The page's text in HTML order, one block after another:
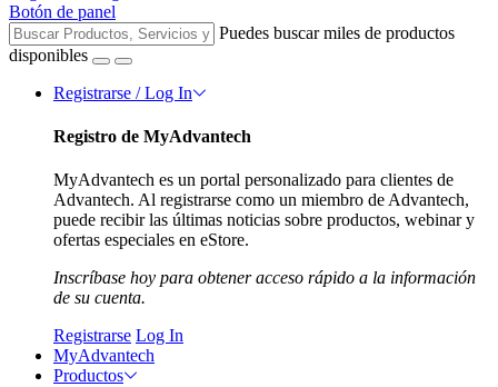
Botón de panel
Puedes buscar miles de productos
disponibles
Registrarse / Log In
Registro de MyAdvantech
MyAdvantech es un portal personalizado para clientes de
Advantech. Al registrarse como un miembro de Advantech,
puede recibir las últimas noticias sobre productos, webinar y
ofertas especiales en eStore.
Inscríbase hoy para obtener acceso rápido a la información
de su cuenta.
Registrarse Log In
MyAdvantech
Productos